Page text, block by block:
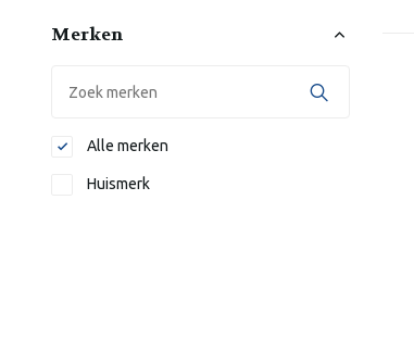
Merken
Alle merken
Huismerk